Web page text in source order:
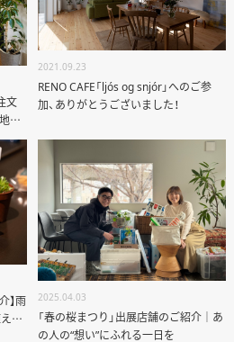
文
の
2021.09.23
RENO CAFE「ljós og snjór」へのご参
加、ありがとうございました！
】雨
体
2025.04.03
「春の桜まつり」出展店舗のご紹介｜あ
の人の“想い”にふれる一日を